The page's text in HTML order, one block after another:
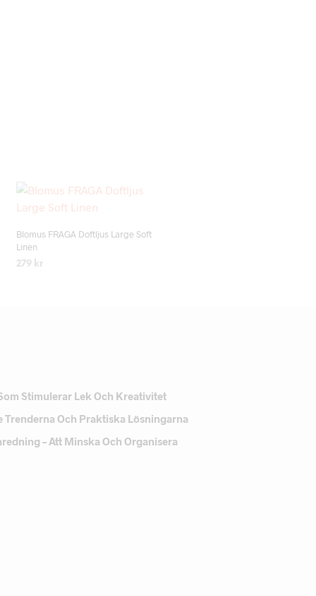
Add to wishlist
Blomus FRAGA Doftljus Large Soft
Linen
279 kr
Stimulerar Lek Och Kreativitet
Trenderna Och Praktiska Lösningarna
– Att Minska Och Organisera